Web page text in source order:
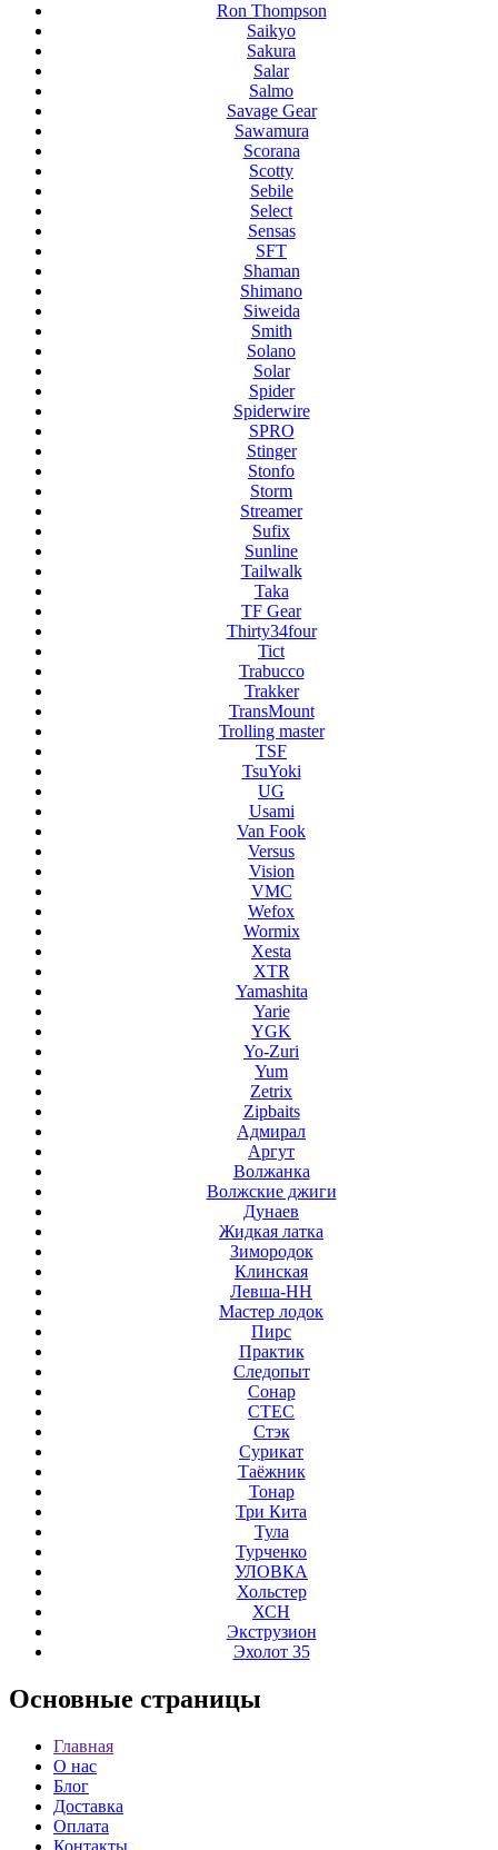
Ron Thompson
Saikyo
Sakura
Salar
Salmo
Savage Gear
Sawamura
Scorana
Scotty
Sebile
Select
Sensas
SFT
Shaman
Shimano
Siweida
Smith
Solano
Solar
Spider
Spiderwire
SPRO
Stinger
Stonfo
Storm
Streamer
Sufix
Sunline
Tailwalk
Taka
TF Gear
Thirty34four
Tict
Trabucco
Trakker
TransMount
Trolling master
TSF
TsuYoki
UG
Usami
Van Fook
Versus
Vision
VMC
Wefox
Wormix
Xesta
XTR
Yamashita
Yarie
YGK
Yo-Zuri
Yum
Zetrix
Zipbaits
Адмирал
Аргут
Волжанка
Волжские джиги
Дунаев
Жидкая латка
Зимородок
Клинская
Левша-НН
Мастер лодок
Пирс
Практик
Следопыт
Сонар
СТЕС
Стэк
Сурикат
Таёжник
Тонар
Три Кита
Тула
Турченко
УЛОВКА
Хольстер
ХСН
Экструзион
Эхолот 35
Основные страницы
Главная
О нас
Блог
Доставка
Оплата